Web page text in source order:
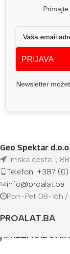
PRIJAVA
Newsletter
Geo Spektar
Trnska cesta 1,
Telefon: +387 (0)
info@proalat.ba
Pon-Pet 08-16h /
PROALAT.BA
UVJETI